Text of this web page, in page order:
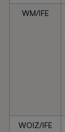
WM/IFE
WOIZ/IFE